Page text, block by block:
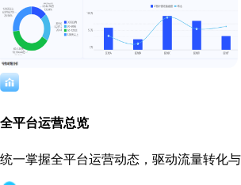
全平台运营总览
统一掌握全平台运营动态，驱动流量转化与